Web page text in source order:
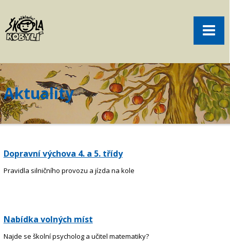
Aktuality
Volný čas
Kontakt
žákovská knížka
Menu
Aktuality
Dopravní výchova 4. a 5. třídy
Pravidla silničního provozu a jízda na kole
Nabídka volných míst
Najde se školní psycholog a učitel matematiky?